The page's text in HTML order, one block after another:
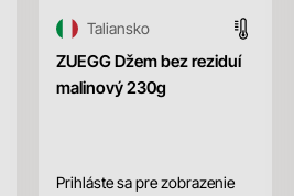
ZUEGG Džem bez reziduí
malinový 230g
Taliansko
Prihláste sa pre zobrazenie